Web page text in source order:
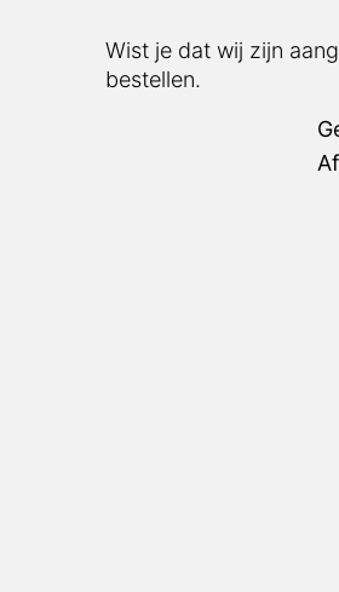
Wist je dat wij zijn
bestellen.